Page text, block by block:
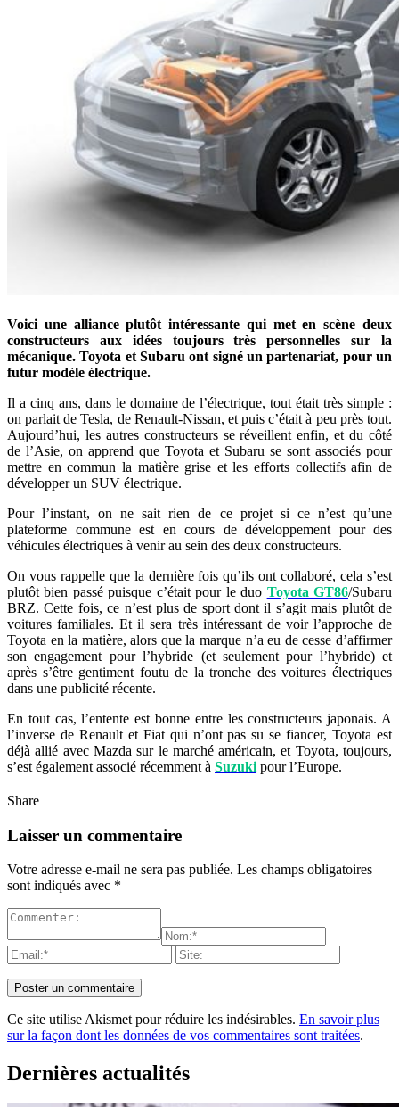
Voici une alliance plutôt intéressante qui met en scène deux
constructeurs aux idées toujours très personnelles sur la
mécanique. Toyota et Subaru ont signé un partenariat, pour un
futur modèle électrique.
Il a cinq ans, dans le domaine de l’électrique, tout était très simple :
on parlait de Tesla, de Renault-Nissan, et puis c’était à peu près tout.
Aujourd’hui, les autres constructeurs se réveillent enfin, et du côté
de l’Asie, on apprend que Toyota et Subaru se sont associés pour
mettre en commun la matière grise et les efforts collectifs afin de
développer un SUV électrique.
Pour l’instant, on ne sait rien de ce projet si ce n’est qu’une
plateforme commune est en cours de développement pour des
véhicules électriques à venir au sein des deux constructeurs.
On vous rappelle que la dernière fois qu’ils ont collaboré, cela s’est
plutôt bien passé puisque c’était pour le duo Toyota GT86/Subaru
BRZ. Cette fois, ce n’est plus de sport dont il s’agit mais plutôt de
voitures familiales. Et il sera très intéressant de voir l’approche de
Toyota en la matière, alors que la marque n’a eu de cesse d’affirmer
son engagement pour l’hybride (et seulement pour l’hybride) et
après s’être gentiment foutu de la tronche des voitures électriques
dans une publicité récente.
En tout cas, l’entente est bonne entre les constructeurs japonais. A
l’inverse de Renault et Fiat qui n’ont pas su se fiancer, Toyota est
déjà allié avec Mazda sur le marché américain, et Toyota, toujours,
s’est également associé récemment à Suzuki pour l’Europe.
Share
Laisser un commentaire
Votre adresse e-mail ne sera pas publiée. Les champs obligatoires
sont indiqués avec *
Ce site utilise Akismet pour réduire les indésirables. En savoir plus
sur la façon dont les données de vos commentaires sont traitées.
Dernières actualités